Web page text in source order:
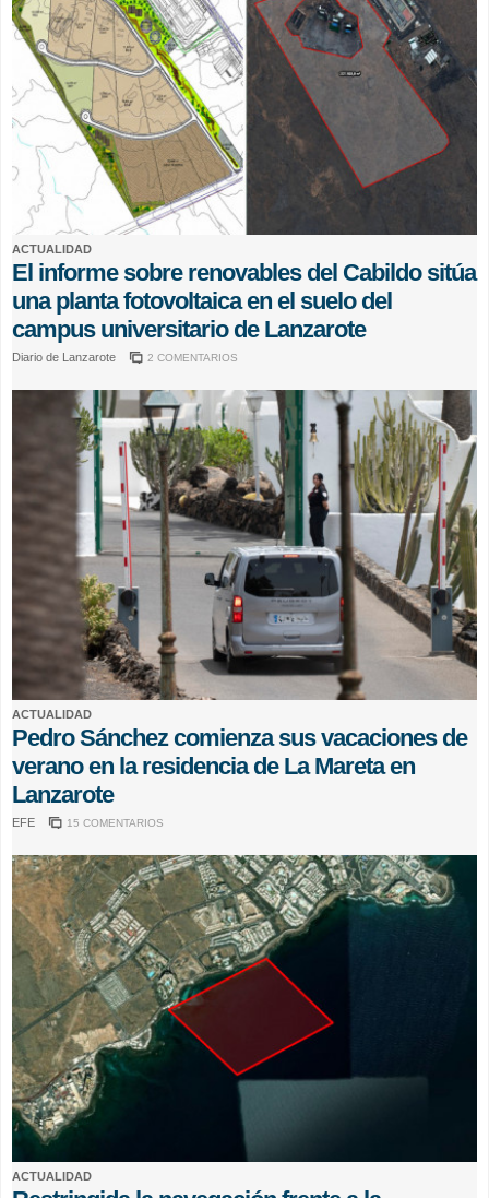
ACTUALIDAD
El informe sobre renovables del Cabildo sitúa
una planta fotovoltaica en el suelo del
campus universitario de Lanzarote
Diario de Lanzarote 2 COMENTARIOS
ACTUALIDAD
Pedro Sánchez comienza sus vacaciones de
verano en la residencia de La Mareta en
Lanzarote
EFE 15 COMENTARIOS
ACTUALIDAD